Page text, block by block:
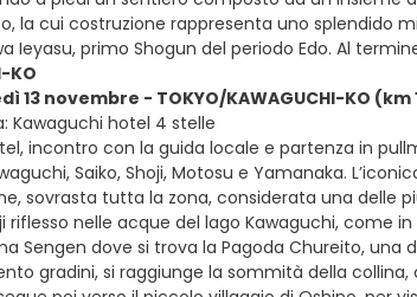
la cui costruzione rappresenta uno splendido
Ieyasu, primo Shogun del periodo Edo. Al
KO
13 novembre - TOKYO/KAWAGUCHI-KO (km
Kawaguchi hotel 4 stelle
incontro con la guida locale e partenza in
Saiko, Shoji, Motosu e Yamanaka.
sovrasta tutta la zona, considerata una delle
riflesso nelle acque del lago Kawaguchi, come
Sengen dove si trova la Pagoda Chureito,
gradini, si raggiunge la sommità della